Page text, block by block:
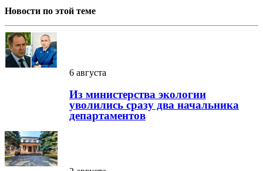
Новости по этой теме
6 августа
Из министерства экологии
уволились сразу два начальника
департаментов